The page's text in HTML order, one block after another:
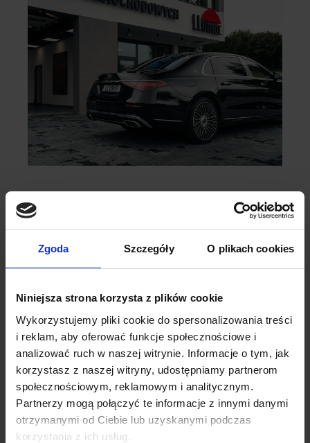
Zgoda Szczegóły O plikach cookies
Niniejsza strona korzysta z plików cookie
Wykorzystujemy pliki cookie do spersonalizowania treści
i reklam, aby oferować funkcje społecznościowe i
analizować ruch w naszej witrynie. Informacje o tym, jak
korzystasz z naszej witryny, udostępniamy partnerom
społecznościowym, reklamowym i analitycznym.
Partnerzy mogą połączyć te informacje z innymi danymi
otrzymanymi od Ciebie lub uzyskanymi podczas
korzystania z ich usług.